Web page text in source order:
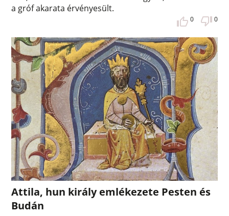
a gróf akarata érvényesült.
0 0
Attila, hun király emlékezete Pesten és
Budán